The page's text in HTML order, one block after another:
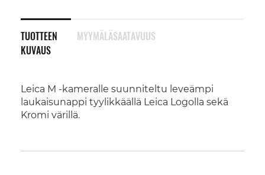
TUOTTEEN
KUVAUS
Leica M -kameralle suunniteltu leveämpi
laukaisunappi tyylikkäällä Leica Logolla sekä
Kromi värillä.
MYYMÄLÄSAATAVUUS